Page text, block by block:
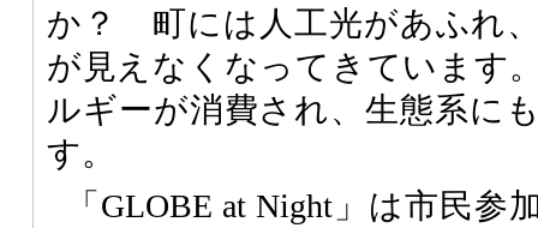
か？ 町には人工光があふれ
が見えなくなってきています
ルギーが消費され、生態系に
す。
「GLOBE at Night」は市民